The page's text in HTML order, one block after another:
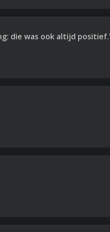
die was ook altijd positief.'